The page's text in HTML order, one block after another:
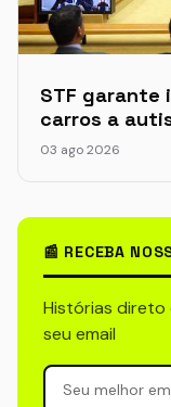
STF garante
carros a
03 ago 2026
📰 RECEBA
Histórias direto
seu email